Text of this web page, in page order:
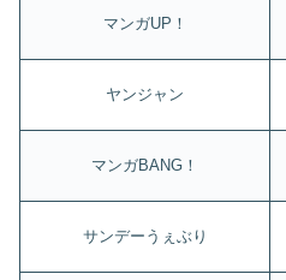
マンガUP！
ヤンジャン
マンガBANG！
サンデーうぇぶり